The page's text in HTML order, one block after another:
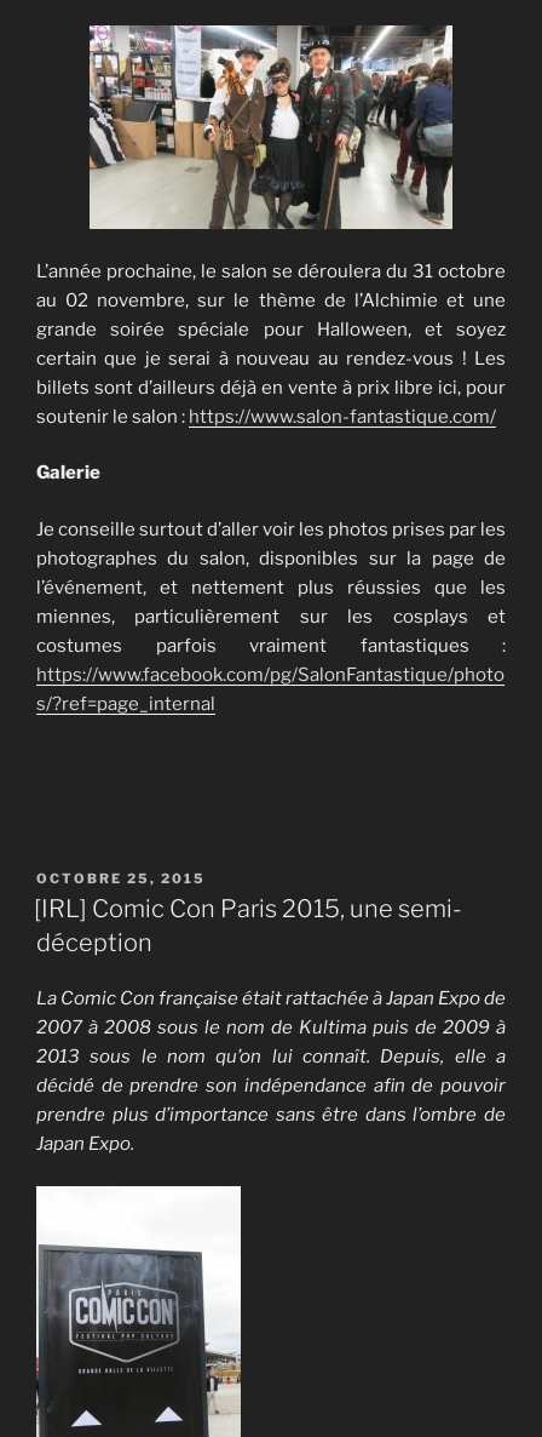
L’année prochaine, le salon se déroulera du 31 octobre
au 02 novembre, sur le thème de l’Alchimie et une
grande soirée spéciale pour Halloween, et soyez
certain que je serai à nouveau au rendez-vous ! Les
billets sont d’ailleurs déjà en vente à prix libre ici, pour
soutenir le salon : https://www.salon-fantastique.com/
Galerie
Je conseille surtout d’aller voir les photos prises par les
photographes du salon, disponibles sur la page de
l’événement, et nettement plus réussies que les
miennes, particulièrement sur les cosplays et
costumes parfois vraiment fantastiques :
https://www.facebook.com/pg/SalonFantastique/photo
s/?ref=page_internal
PUBLIÉ
LE
OCTOBRE 25, 2015
[IRL] Comic Con Paris 2015, une semi-
déception
La Comic Con française était rattachée à Japan Expo de
2007 à 2008 sous le nom de Kultima puis de 2009 à
2013 sous le nom qu’on lui connaît. Depuis, elle a
décidé de prendre son indépendance afin de pouvoir
prendre plus d’importance sans être dans l’ombre de
Japan Expo.